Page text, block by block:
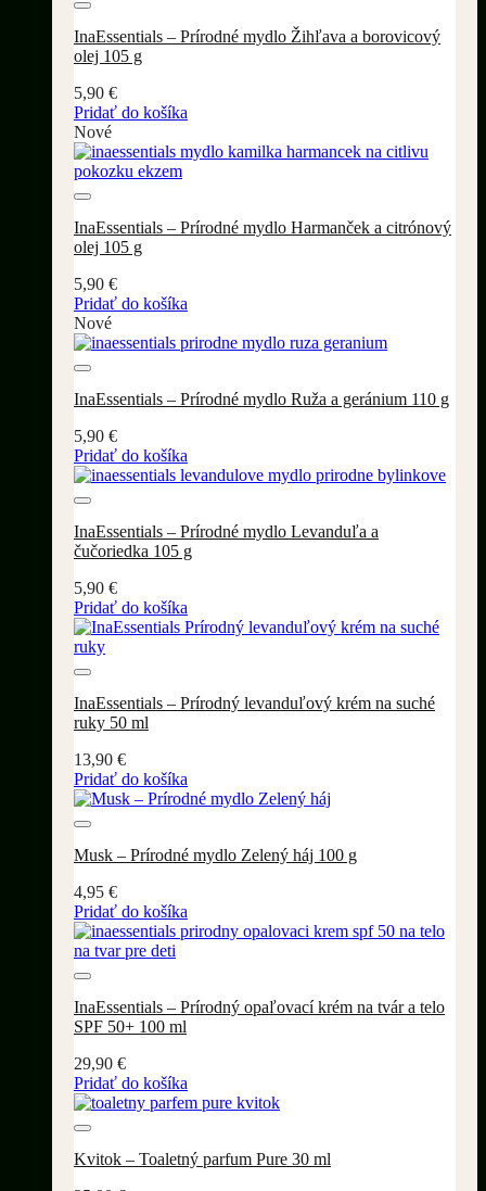
InaEssentials – Prírodné mydlo Žihľava a borovicový
olej 105 g
5,90 €
Pridať do košíka
Nové
InaEssentials – Prírodné mydlo Harmanček a citrónový
olej 105 g
5,90 €
Pridať do košíka
Nové
InaEssentials – Prírodné mydlo Ruža a geránium 110 g
5,90 €
Pridať do košíka
InaEssentials – Prírodné mydlo Levanduľa a
čučoriedka 105 g
5,90 €
Pridať do košíka
InaEssentials – Prírodný levanduľový krém na suché
ruky 50 ml
13,90 €
Pridať do košíka
Musk – Prírodné mydlo Zelený háj 100 g
4,95 €
Pridať do košíka
InaEssentials – Prírodný opaľovací krém na tvár a telo
SPF 50+ 100 ml
29,90 €
Pridať do košíka
Kvitok – Toaletný parfum Pure 30 ml